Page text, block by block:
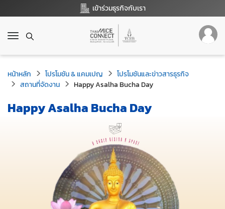
เข้าร่วมธุรกิจกับเรา
T
g
g
l
e
a
หน้าหลัก โปรโมชัน & แคมเปญ
โปรโมชันและข่าวสารธุรกิจ
สถานที่จัดงาน
Happy Asalha Bucha Day
Happy Asalha Bucha Day